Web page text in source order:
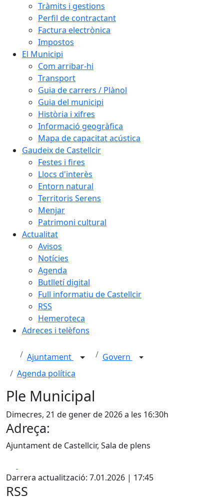
Tràmits i gestions
Perfil de contractant
Factura electrònica
Impostos
El Municipi
Com arribar-hi
Transport
Guia de carrers / Plànol
Guia del municipi
Història i xifres
Informació geogràfica
Mapa de capacitat acústica
Gaudeix de Castellcir
Festes i fires
Llocs d'interès
Entorn natural
Territoris Serens
Menjar
Patrimoni cultural
Actualitat
Avisos
Notícies
Agenda
Butlletí digital
Full informatiu de Castellcir
RSS
Hemeroteca
Adreces i telèfons
Ajuntament
Govern
Agenda política
Ple Municipal
Dimecres, 21 de gener de 2026 a les 16:30h
Adreça:
Ajuntament de Castellcir, Sala de plens
Darrera actualització: 7.01.2026 | 17:45
RSS